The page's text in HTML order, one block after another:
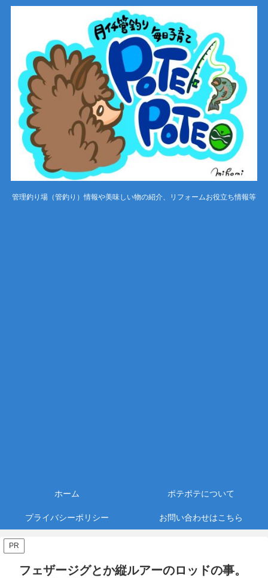
管理釣り場（管釣り）情報や美味しい物の紹介、リフォームお役立ち情報等
ホーム ポテポテについて
プライバシーポリシー お問い合わせはこちら
PR
フェザージグとか縦ルアーのロッドの事。